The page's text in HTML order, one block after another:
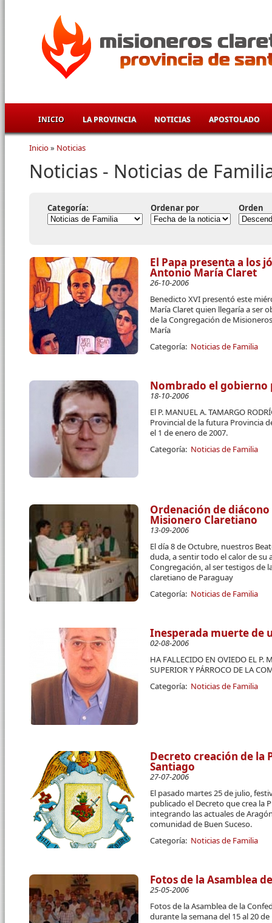
INICIO LA PROVINCIA NOTICIAS APOSTOLADO
Se encuentra usted aquí
Inicio» Noticias
Noticias - Noticias de
Categoría: Ordenar por Orden
El Papa presenta a los
Antonio María Claret
26-10-2006
Benedicto XVI presentó este
María Claret quien llegaría a ser
de la Congregación de
María
Categoría: Noticias de Familia
Nombrado el gobierno
18-10-2006
El P. MANUEL A. TAMARGO
Provincial de la futura Provincia
el 1 de enero de 2007.
Categoría: Noticias de Familia
Ordenación de
Misionero Claretiano
13-09-2006
El día 8 de Octubre, nuestros
duda, a sentir todo el calor de su
Congregación, al ser testigos de
claretiano de Paraguay
Categoría: Noticias de Familia
Inesperada muerte de
02-08-2006
HA FALLECIDO EN OVIEDO EL P.
SUPERIOR Y PÁRROCO DE LA
Categoría: Noticias de Familia
Decreto creación de la
Santiago
27-07-2006
El pasado martes 25 de julio,
publicado el Decreto que crea la
integrando las actuales de
comunidad de Buen Suceso.
Categoría: Noticias de Familia
Fotos de la Asamblea
25-05-2006
Fotos de la Asamblea de la
durante la semana del 15 al 20